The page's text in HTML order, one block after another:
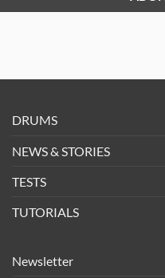
DRUMS
NEWS & STORIES
TESTS
TUTORIALS
Newsletter